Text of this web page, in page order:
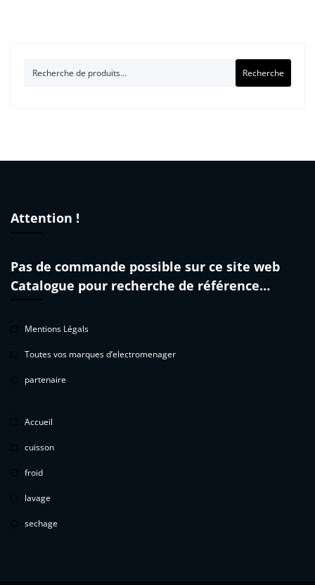
Recherche
Attention !
Pas de commande possible sur ce site web
Catalogue pour recherche de référence…
Mentions Légals
Toutes vos marques d’electromenager
partenaire
Accueil
cuisson
froid
lavage
sechage